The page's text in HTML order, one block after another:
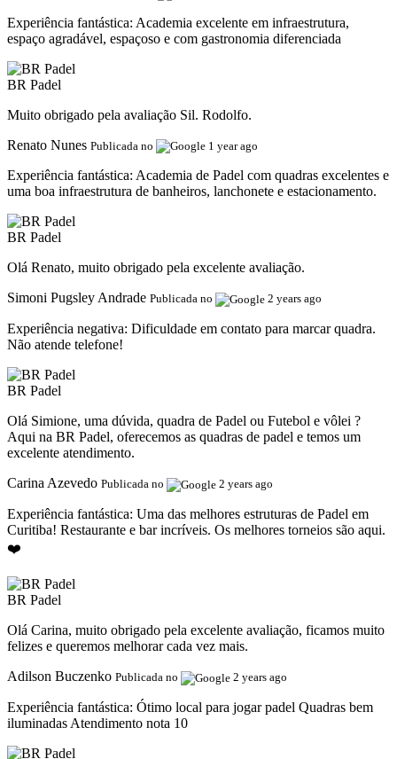
Experiência fantástica: Academia excelente em infraestrutura,
espaço agradável, espaçoso e com gastronomia diferenciada
BR Padel
Muito obrigado pela avaliação Sil. Rodolfo.
Renato Nunes Publicada no 1 year ago
Experiência fantástica: Academia de Padel com quadras excelentes e
uma boa infraestrutura de banheiros, lanchonete e estacionamento.
BR Padel
Olá Renato, muito obrigado pela excelente avaliação.
Simoni Pugsley Andrade Publicada no 2 years ago
Experiência negativa: Dificuldade em contato para marcar quadra.
Não atende telefone!
BR Padel
Olá Simione, uma dúvida, quadra de Padel ou Futebol e vôlei ?
Aqui na BR Padel, oferecemos as quadras de padel e temos um
excelente atendimento.
Carina Azevedo Publicada no 2 years ago
Experiência fantástica: Uma das melhores estruturas de Padel em
Curitiba! Restaurante e bar incríveis. Os melhores torneios são aqui.
❤️
BR Padel
Olá Carina, muito obrigado pela excelente avaliação, ficamos muito
felizes e queremos melhorar cada vez mais.
Adilson Buczenko Publicada no 2 years ago
Experiência fantástica: Ótimo local para jogar padel Quadras bem
iluminadas Atendimento nota 10